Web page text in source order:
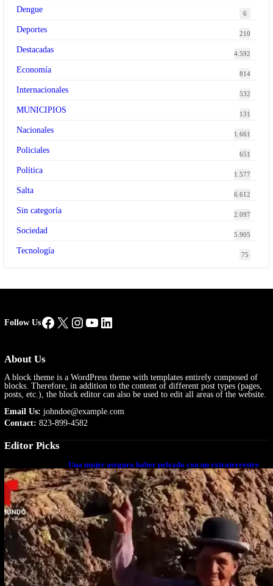
Dengue 6
Deportes 210
Destacadas 4.592
Economía 814
Internacionales 532
MUNICIPIOS 131
Nacionales 1.661
Policiales 651
Política 1.577
Salta 6.612
Sin categoría 2.097
Sociedad 5.905
Tecnología 75
Follow UsFacebook
X Instagram
YouTube
LinkedIn
About Us
A block theme is a WordPress theme with templates entirely composed of
blocks. Therefore, in addition to the content of different post types (pages,
posts, etc.), the block editor can also be used to edit all areas of the website.
Email Us: johndoe@example.com
Contact: 823-899-4582
Editor Picks
Una mujer asegura haber peleado con un extraterrestre
cuerpo a cuerpo